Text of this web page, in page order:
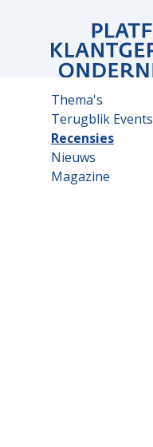
Sub
navigation
Thema's
Terugblik Events
Recensies
Nieuws
Magazine